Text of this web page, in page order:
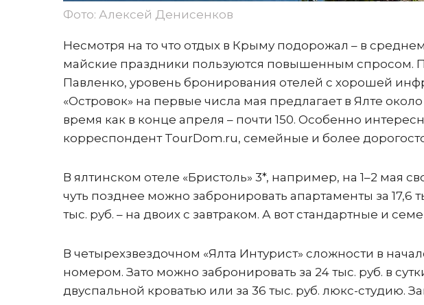
Фото: Алексей Денисенков
Несмотря на то что отдых в Крыму подорожал – в
майские праздники пользуются повышенным спросом.
Павленко, уровень бронирования отелей с хорошей
«Островок» на первые числа мая предлагает в Ялте
время как в конце апреля – почти 150. Особенно
корреспондент TourDom.ru, семейные и более
В ялтинском отеле «Бристоль» 3*, например, на 1–2 мая
чуть позднее можно забронировать апартаменты за 17,6
тыс. руб. – на двоих с завтраком. А вот стандартные и
В четырехзвездочном «Ялта Интурист» сложности в
номером. Зато можно забронировать за 24 тыс. руб. в
двуспальной кроватью или за 36 тыс. руб. люкс-студию.